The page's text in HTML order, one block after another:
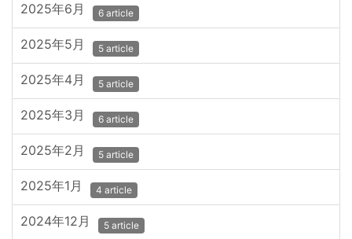
2025年6月 6 article
2025年5月 5 article
2025年4月 5 article
2025年3月 6 article
2025年2月 5 article
2025年1月 4 article
2024年12月 5 article